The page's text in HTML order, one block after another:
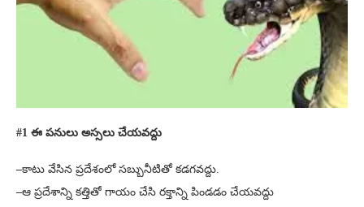
#1 ఈ పనులు అస్సలు చేయవద్దు
–కాటు వేసిన ప్రదేశంలో సబ్బునీటితో కడగవద్దు.
–ఆ ప్రదేశాన్ని కత్తితో గాయం చేసి రక్తాన్ని పిండడం చేయవద్దు